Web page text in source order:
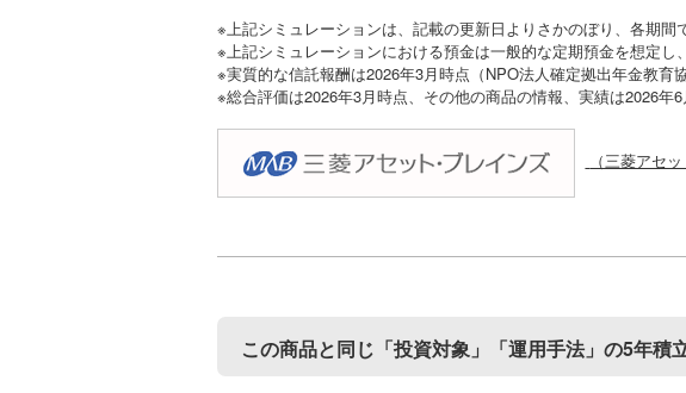
※上記シミュレーションは、記載の更新日よりさかのぼり、各期間
※上記シミュレーションにおける預金は一般的な定期預金を想定し
※実質的な信託報酬は2026年3月時点（NPO法人確定拠出年金教育協
※総合評価は2026年3月時点、その他の商品の情報、実績は2026年
（三菱アセ
この商品と同じ「投資対象」「運用手法」の5年積